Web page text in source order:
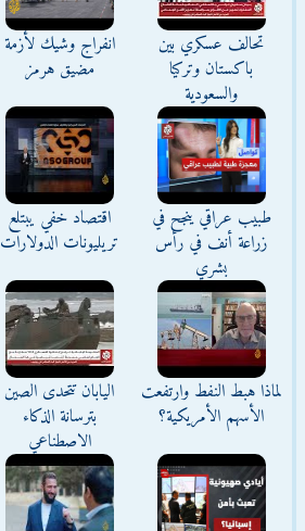
تحالف عسكري بين
باكستان وتركيا
والسعودية
انفراج وشيك لأزمة
مضيق هرمز
طبيب عراقي ينجح في
زراعة أنف في رأس
بشري
اقتصاد خفي يبتلع
تريليونات الدولارات
لماذا هبط النفط وارتفعت
الأسهم الأمريكية؟
اليابان تتحدى الصين
بترسانة الذكاء
الاصطناعي